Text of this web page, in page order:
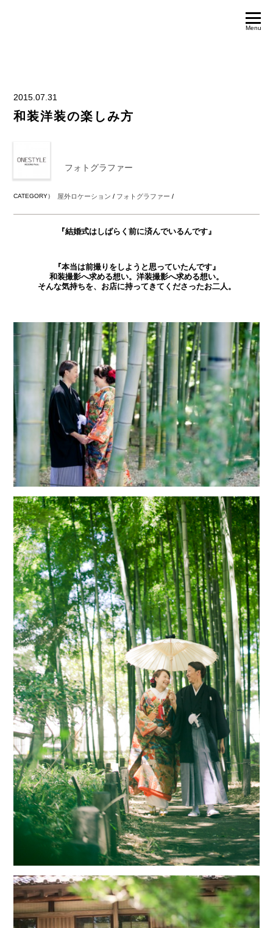
Menu
2015.07.31
和装洋装の楽しみ方
フォトグラファー
CATEGORY） 屋外ロケーション / フォトグラファー /
『結婚式はしばらく前に済んでいるんです』
『本当は前撮りをしようと思っていたんです』
和装撮影へ求める想い。洋装撮影へ求める想い。
そんな気持ちを、お店に持ってきてくださったお二人。